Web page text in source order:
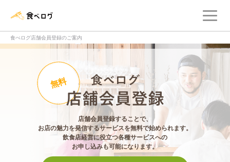
食べログ店舗会員登録のご案内
食べログ店舗会員
無料
店舗会員登録することで、
お店の魅力を発信するサービスを無料で始められます。
飲食店経営に役立つ各種サービスへの
お申し込みも可能になります。